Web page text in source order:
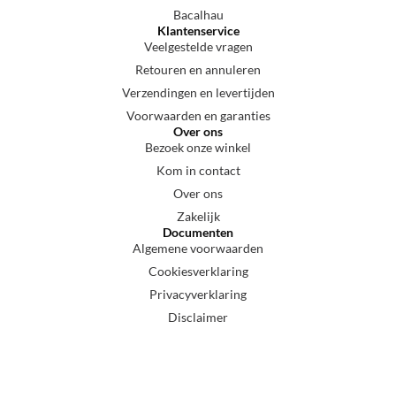
Bacalhau
Klantenservice
Veelgestelde vragen
Retouren en annuleren
Verzendingen en levertijden
Voorwaarden en garanties
Over ons
Bezoek onze winkel
Kom in contact
Over ons
Zakelijk
Documenten
Algemene voorwaarden
Cookiesverklaring
Privacyverklaring
Disclaimer